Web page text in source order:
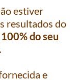
estiver
resultados do
do seu
e